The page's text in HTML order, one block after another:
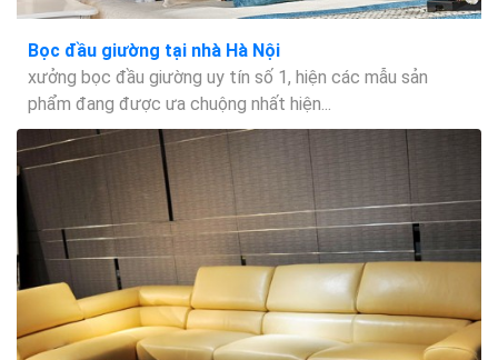
Bọc đầu giường tại nhà Hà Nội
xưởng bọc đầu giường uy tín số 1, hiện các mẫu sản
phẩm đang được ưa chuộng nhất hiện...